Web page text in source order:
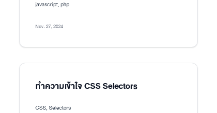
javascript, php
Nov. 27, 2024
ทำความเข้าใจ CSS Selectors
CSS, Selectors